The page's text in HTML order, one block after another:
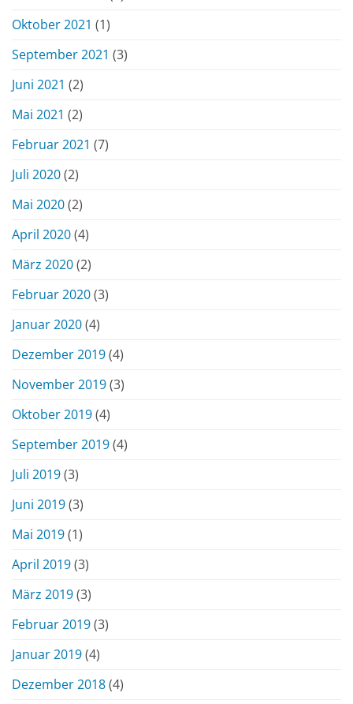
Oktober 2021 (1)
September 2021 (3)
Juni 2021 (2)
Mai 2021 (2)
Februar 2021 (7)
Juli 2020(2)
Mai 2020(2)
April 2020(4)
März 2020(2)
Februar 2020(3)
Januar 2020(4)
Dezember 2019(4)
November 2019(3)
Oktober 2019(4)
September 2019(4)
Juli 2019(3)
Juni 2019(3)
Mai 2019(1)
April 2019(3)
März 2019(3)
Februar 2019(3)
Januar 2019(4)
Dezember 2018(4)